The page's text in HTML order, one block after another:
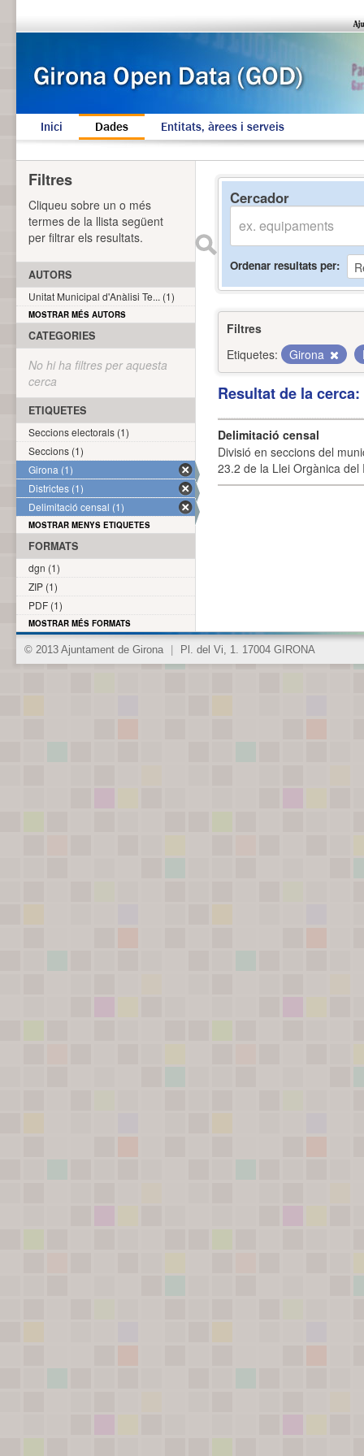
Inici Dades Entitats, àrees i serveis
Cercador
Ordenar resultats per
Filtres
Etiquetes:
Girona
Resultat de la
Delimitació censal
Divisió en seccions del
23.2 de la Llei Orgànica
Filtres
Cliqueu sobre un o més
termes de la llista següent
per filtrar els resultats.
AUTORS
Unitat Municipal d'Anàlisi Te... (1)
MOSTRAR MÉS AUTORS
CATEGORIES
No hi ha filtres per aquesta
cerca
ETIQUETES
Seccions electorals (1)
Seccions (1)
Girona (1)
Districtes (1)
Delimitació censal (1)
MOSTRAR MENYS ETIQUETES
FORMATS
dgn (1)
ZIP (1)
PDF (1)
MOSTRAR MÉS FORMATS
© 2013 Ajuntament de Girona Pl. del Vi, 1. 17004 GIRONA